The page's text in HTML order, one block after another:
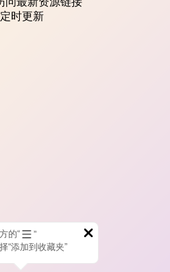
时更新
的“
”
“添加到收藏夹”